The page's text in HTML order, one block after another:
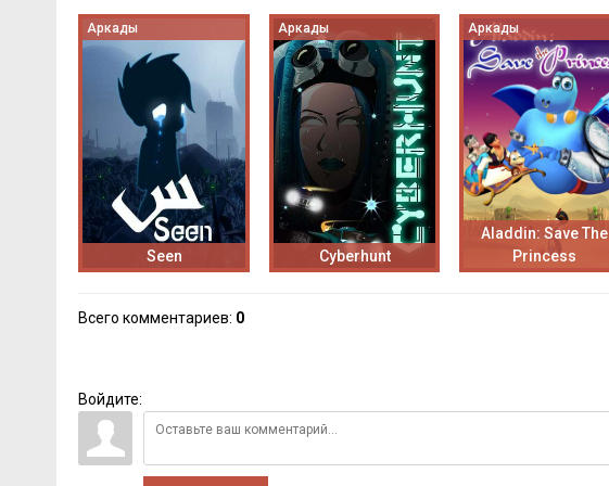
Аркады
Seen
Аркады
Cyberhunt
Аркады
Aladdin: Save The
Princess
Всего комментариев: 0
Войдите: